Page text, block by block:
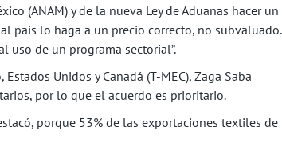
(ANAM) y de la nueva Ley de Aduanas hacer un
país lo haga a un precio correcto, no subvaluado.
uso de un programa sectorial”.
Unidos y Canadá (T-MEC), Zaga Saba
por lo que el acuerdo es prioritario.
porque 53% de las exportaciones textiles de